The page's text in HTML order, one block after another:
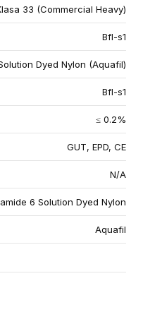
33 (Commercial Heavy)
Bfl-s1
Dyed Nylon (Aquafil)
Bfl-s1
≤ 0.2%
GUT, EPD, CE
N/A
6 Solution Dyed Nylon
Aquafil